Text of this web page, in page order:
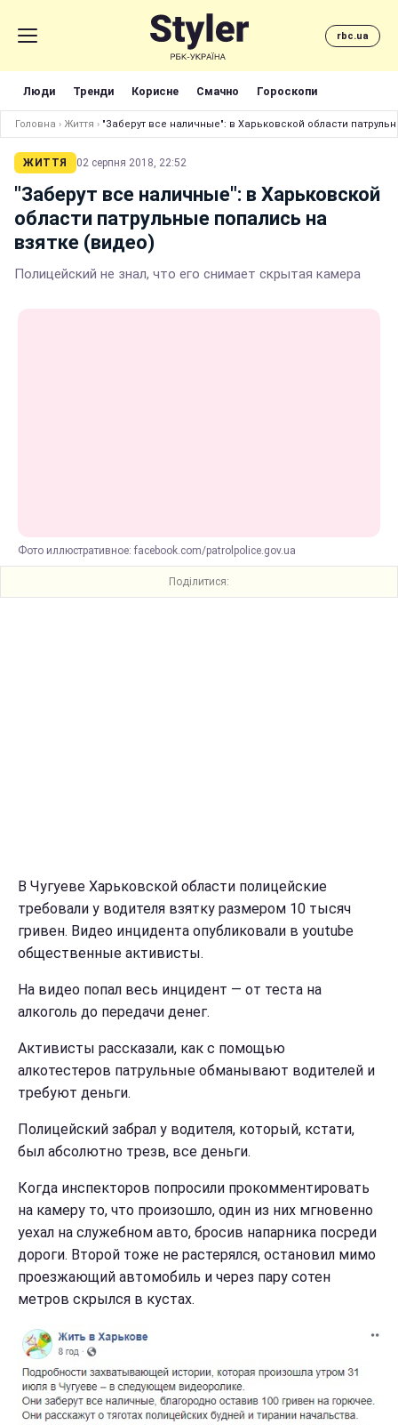
rbc.ua
Люди Тренди Корисне Смачно Гороскопи
Головна › Життя › "Заберут все наличные": в Харьковской области
ЖИТТЯ 02 серпня 2018, 22:52
"Заберут все наличные": в Харьковской
области патрульные попались на
взятке (видео)
Полицейский не знал, что его снимает скрытая камера
Фото иллюстративное: facebook.com/patrolpolice.gov.ua
Поділитися:
В Чугуеве Харьковской области полицейские
требовали у водителя взятку размером 10 тысяч
гривен. Видео инцидента опубликовали в youtube
общественные активисты.
На видео попал весь инцидент — от теста на
алкоголь до передачи денег.
Активисты рассказали, как с помощью
алкотестеров патрульные обманывают водителей и
требуют деньги.
Полицейский забрал у водителя, который, кстати,
был абсолютно трезв, все деньги.
Когда инспекторов попросили прокомментировать
на камеру то, что произошло, один из них мгновенно
уехал на служебном авто, бросив напарника посреди
дороги. Второй тоже не растерялся, остановил мимо
проезжающий автомобиль и через пару сотен
метров скрылся в кустах.